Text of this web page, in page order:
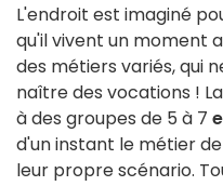
L'endroit est imaginé
qu'il vivent un moment
des métiers variés, qui
naître des vocations !
à des groupes de 5 à 7
d'un instant le métier
leur propre scénario.